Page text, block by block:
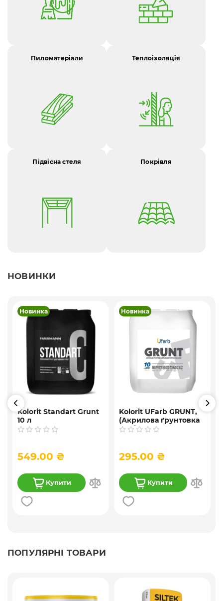
Пиломатеріали Теплоізоляція
Підвісна стеля Покрівля
НОВИНКИ
Новинка
Kolorit Standart Grunt
10 л
549.00 ₴
Купити
Новинка
Kolorit UFarb GRUNТ,
(Акрилова ґрунтовка
глибокого
295.00 ₴
Купити
ПОПУЛЯРНІ ТОВАРИ